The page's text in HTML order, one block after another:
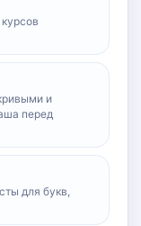
и
перед
для букв,